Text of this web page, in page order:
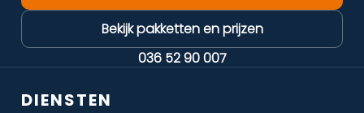
Bekijk pakketten en prijzen
036 52 90 007
DIENSTEN